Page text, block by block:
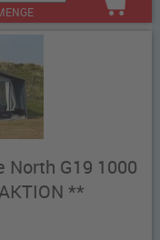
North G19 1000
**